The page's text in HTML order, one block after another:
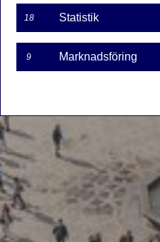
18 Statistik
9 Marknadsföring